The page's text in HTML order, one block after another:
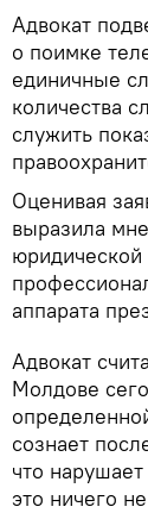
Адвокат
о поимке
единичные
количества
служить
Оценивая
выразила
юридической
аппарата
Адвокат
Молдове
сознает
что
это ничего